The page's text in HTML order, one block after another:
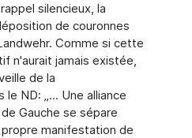
silencieux, la
de couronnes
Comme si cette
n'aurait jamais existée,
de la
ND: „... Une alliance
Gauche se sépare
manifestation de